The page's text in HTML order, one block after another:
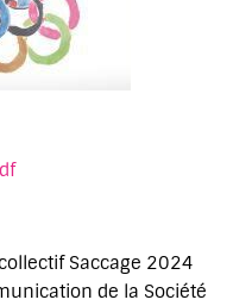
Saccage 2024
de la Société